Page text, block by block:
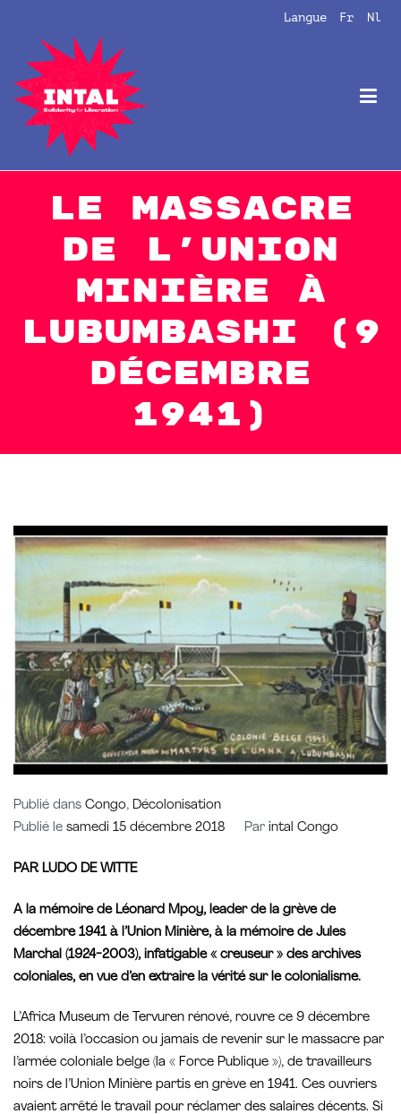
Langue Fr Nl
Intal
Globalize Solidarity!
Le massacre
de l’union
minière à
Lubumbashi (9
décembre
1941)
Publié dans Congo, Décolonisation
Publié le samedi 15 décembre 2018 Par intal Congo
PAR LUDO DE WITTE
A la mémoire de Léonard Mpoy, leader de la grève de
décembre 1941 à l’Union Minière, à la mémoire de Jules
Marchal (1924-2003), infatigable « creuseur » des archives
coloniales, en vue d’en extraire la vérité sur le colonialisme.
L’Africa Museum de Tervuren rénové, rouvre ce 9 décembre
2018: voilà l’occasion ou jamais de revenir sur le massacre par
l’armée coloniale belge (la « Force Publique »), de travailleurs
noirs de l’Union Minière partis en grève en 1941. Ces ouvriers
avaient arrêté le travail pour réclamer des salaires décents. Si